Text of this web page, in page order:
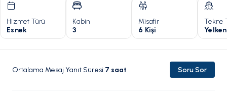
Hizmet Türü
Esnek
Kabin
3
Misafir
6 Kişi
Tekne
Ortalama Mesaj Yanıt Süresi:7 saat Soru Sor